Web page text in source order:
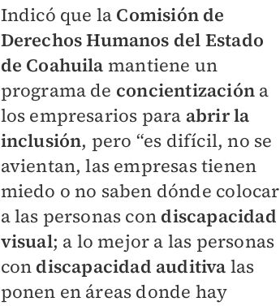
Indicó que la Comisión de
Derechos Humanos del Estado
de Coahuila mantiene un
programa de concientizacióna
los empresarios para abrir la
inclusión, pero “es difícil, no se
avientan, las empresas tienen
miedo o no saben dónde colocar
a las personas con discapacidad
visual; a lo mejor a las personas
con discapacidad auditiva las
ponen en áreas donde hay